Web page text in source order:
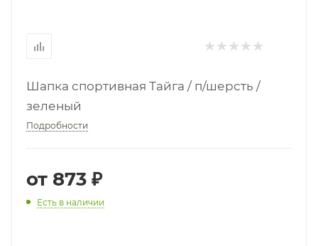
Шапка спортивная Тайга / п/шерсть /
зеленый
Подробности
от 873 ₽
Есть в наличии